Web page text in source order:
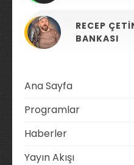
RECEP
BANKASI
Ana Sayfa
Programlar
Haberler
Yayın Akışı